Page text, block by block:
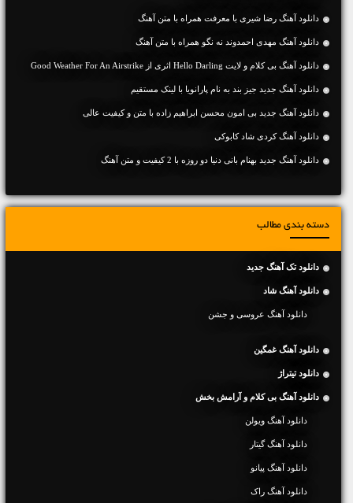
دانلود آهنگ رضا شیری با معرفت همراه با متن آهنگ
دانلود آهنگ مهدی احمدوند نه نگو همراه با متن آهنگ
دانلود آهنگ بی کلام و لایت Hello Darling اثری از Good Weather For An Airstrike
دانلود آهنگ جديد جیز بند به نام پارانویا با لینک مستقیم
دانلود آهنگ جديد بی امون محسن ابراهیم زاده با متن و کیفیت عالی
دانلود آهنگ کردی شاد کابوکی
دانلود آهنگ جديد بهنام بانی دنیا دو روزه با 2 کیفیت و متن آهنگ
دسته بندی مطالب
دانلود تک آهنگ جدید
دانلود آهنگ شاد
دانلود آهنگ عروسی و جشن
دانلود آهنگ غمگین
دانلود تیتراژ
دانلود آهنگ بی کلام و آرامش بخش
دانلود آهنگ ویولن
دانلود آهنگ گیتار
دانلود آهنگ پیانو
دانلود آهنگ راک